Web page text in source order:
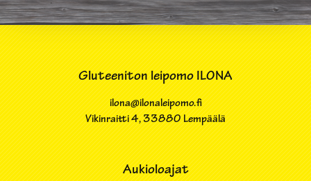
Gluteeniton leipomo ILONA
ilona@ilonaleipomo.fi
Vikinraitti 4​, 33880 Lempäälä
Aukioloajat